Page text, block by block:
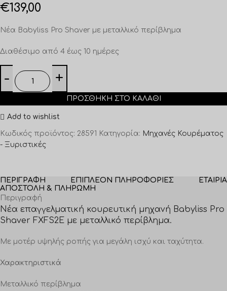
€139,00
Νέα Babyliss Pro Shaver με μεταλλικό περίβλημα
Διαθέσιμο από 4 έως 10 ημέρες
ΠΡΟΣΘΉΚΗ ΣΤΟ ΚΑΛΆΘΙ
Add to wishlist
Κωδικός προϊόντος: 28591 Κατηγορία: Μηχανές Κουρέματος
- Ξυριστικές
ΠΕΡΙΓΡΑΦΉ ΕΠΙΠΛΈΟΝ ΠΛΗΡΟΦΟΡΊΕΣ
ΕΤΑΙΡΊΑ
ΑΠΟΣΤΟΛΉ & ΠΛΗΡΩΜΉ
Περιγραφή
Νέα επαγγελματική κουρευτική μηχανή Babyliss Pro
Shaver FXFS2E με μεταλλικό περίβλημα.
Με μοτέρ υψηλής ροπής για μεγάλη ισχύ και ταχύτητα.
Χαρακτηριστικά
Μεταλλικό περίβλημα